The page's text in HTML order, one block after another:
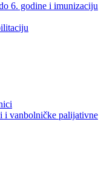
6. godine i imunizaciju
i vanbolničke palijativne